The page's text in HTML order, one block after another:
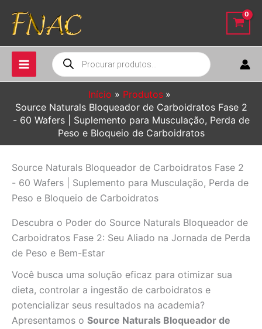
para
conteúdo
Pesquisar
produtos
Início
Produtos
Source Naturals Bloqueador de Carboidratos Fase 2
- 60 Wafers | Suplemento para Musculação, Perda de
Peso e Bloqueio de Carboidratos
Source Naturals Bloqueador de Carboidratos Fase 2
- 60 Wafers | Suplemento para Musculação, Perda de
Peso e Bloqueio de Carboidratos
Descubra o Poder do Source Naturals Bloqueador de
Carboidratos Fase 2: Seu Aliado na Jornada de Perda
de Peso e Bem-Estar
Você busca uma solução eficaz para otimizar sua
dieta, controlar a ingestão de carboidratos e
potencializar seus resultados na academia?
Apresentamos o Source Naturals Bloqueador de